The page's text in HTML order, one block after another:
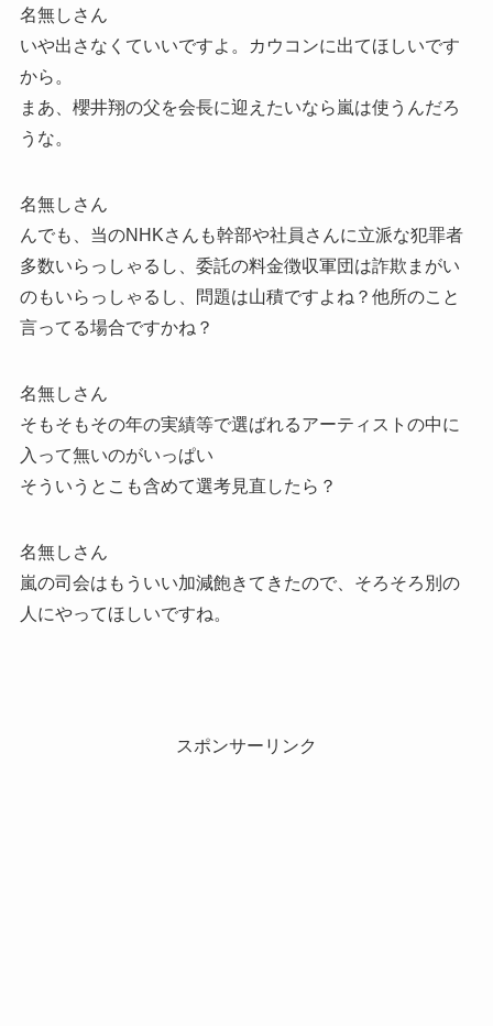
名無しさん
いや出さなくていいですよ。カウコンに出てほしいです
から。
まあ、櫻井翔の父を会長に迎えたいなら嵐は使うんだろ
うな。
名無しさん
んでも、当のNHKさんも幹部や社員さんに立派な犯罪者
多数いらっしゃるし、委託の料金徴収軍団は詐欺まがい
のもいらっしゃるし、問題は山積ですよね？他所のこと
言ってる場合ですかね？
名無しさん
そもそもその年の実績等で選ばれるアーティストの中に
入って無いのがいっぱい
そういうとこも含めて選考見直したら？
名無しさん
嵐の司会はもういい加減飽きてきたので、そろそろ別の
人にやってほしいですね。
スポンサーリンク